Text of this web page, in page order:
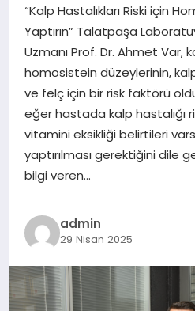
SPOR
TEKNOLOJI
YAŞAM
GÜNDEM
“Kalp Hastalıkları Riski için
Yaptırın” Talatpaşa
Uzmanı Prof. Dr. Ahmet Var,
homosistein düzeylerinin,
ve felç için bir risk faktörü
eğer hastada kalp hastalığı
vitamini eksikliği belirtileri
yaptırılması gerektiğini dile
bilgi veren…
admin
29 Nisan 2025